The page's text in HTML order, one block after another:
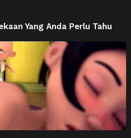
Yang Anda Perlu Tahu